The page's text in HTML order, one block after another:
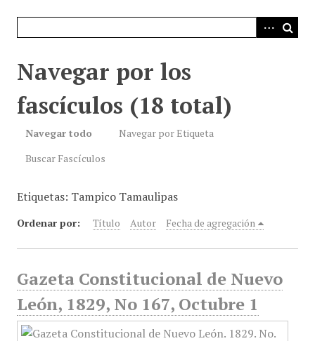
Navegar por los
fascículos (18 total)
Navegar todo
Navegar por Etiqueta
Buscar Fascículos
Etiquetas: Tampico Tamaulipas
Ordenar por: Título Autor Fecha de agregación
Gazeta Constitucional de Nuevo
León, 1829, No 167, Octubre 1